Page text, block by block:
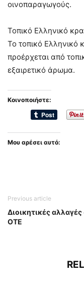
οινοπαραγωγούς.
Τοπικό Ελληνικό
Το τοπικό Ελληνικό
προέρχεται από
εξαιρετικό άρωμα.
Κοινοποιήστε:
Μου αρέσει αυτό:
Previous article
Διοικητικές
ΟΤΕ